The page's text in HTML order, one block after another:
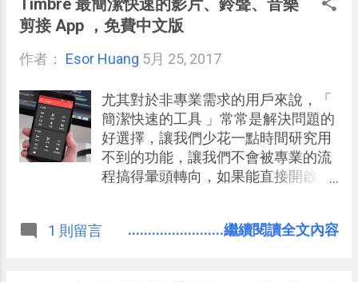
Timbre 最簡潔快速的影片、鈴聲、音樂
剪接 App ，免費中文版
作者： Esor Huang 5月 25, 2017
尤其對於非專業需求的用戶來說，「
簡潔快速的工具 」常常是解決問題的
好選擇，讓我們少花一點時間研究用
不到的功能，讓我們不會被專業的流
程搞得暈頭轉向，如果能直接開啟，
介紹的兩個 PDF 線上工具，之所以受
1 則留言 ........................繼續閱讀全文內容